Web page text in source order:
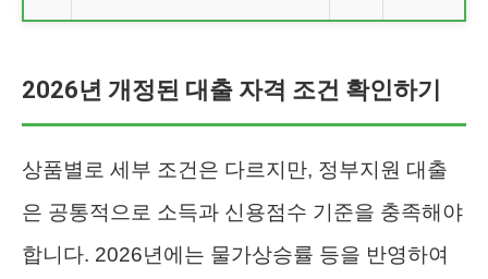
2026년 개정된 대출 자격 조건 확인하기
상품별로 세부 조건은 다르지만, 정부지원 대출
은 공통적으로 소득과 신용점수 기준을 충족해야
합니다. 2026년에는 물가상승률 등을 반영하여